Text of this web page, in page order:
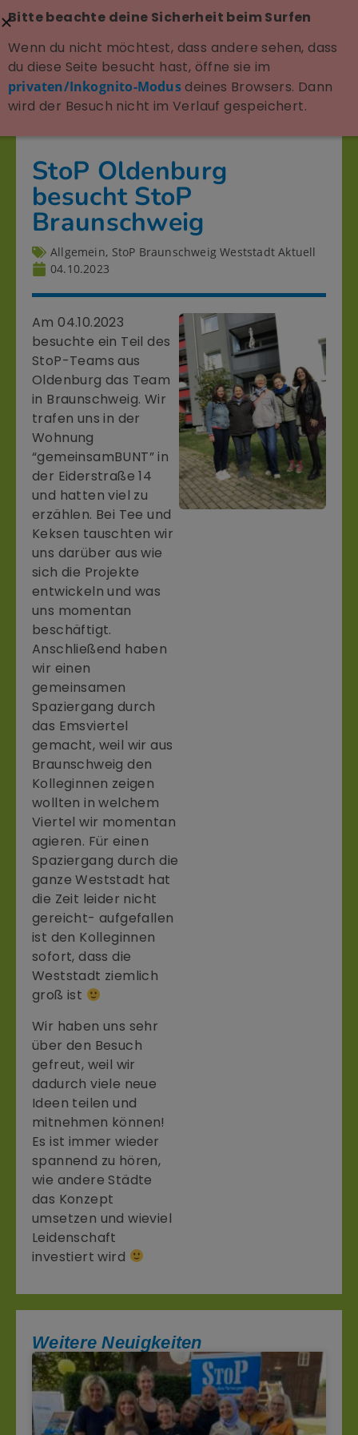
StoP Oldenburg
besucht StoP
Braunschweig
Allgemein, StoP Braunschweig Weststadt Aktuell
04.10.2023
Am 04.10.2023
besuchte ein Teil des
StoP-Teams aus
Oldenburg das Team
in Braunschweig. Wir
trafen uns in der
Wohnung
“gemeinsamBUNT” in
der Eiderstraße 14
und hatten viel zu
erzählen. Bei Tee und
Keksen tauschten wir
uns darüber aus wie
sich die Projekte
entwickeln und was
uns momentan
beschäftigt.
Anschließend haben
wir einen
gemeinsamen
Spaziergang durch
das Emsviertel
gemacht, weil wir aus
Braunschweig den
Kolleginnen zeigen
wollten in welchem
Viertel wir momentan
agieren. Für einen
Spaziergang durch die
ganze Weststadt hat
die Zeit leider nicht
gereicht- aufgefallen
ist den Kolleginnen
sofort, dass die
Weststadt ziemlich
groß ist
Wir haben uns sehr
über den Besuch
gefreut, weil wir
dadurch viele neue
Ideen teilen und
mitnehmen können!
Es ist immer wieder
spannend zu hören,
wie andere Städte
das Konzept
umsetzen und wieviel
Leidenschaft
investiert wird
Weitere Neuigkeiten
Bitte beachte deine Sicherheit beim Surfen
Wenn du nicht möchtest, dass andere sehen, dass
du diese Seite besucht hast, öffne sie im
privaten/Inkognito-Modusdeines Browsers. Dann
wird der Besuch nicht im Verlauf gespeichert.